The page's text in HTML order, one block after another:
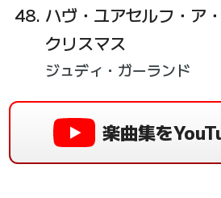
ハヴ・ユアセルフ・ア
クリスマス
ジュディ・ガーランド
楽曲集を